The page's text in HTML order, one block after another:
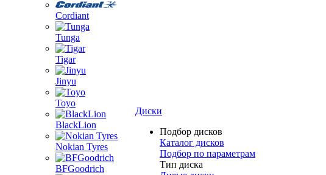
Cordiant
Tunga
Tigar
Jinyu
Toyo
BlackLion
Nokian Tyres
BFGoodrich
Диски
Подбор дисков
Каталог дисков
Подбор по параметрам
Тип диска